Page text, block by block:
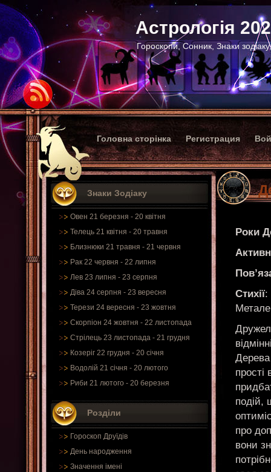
Астрологія
Гороскопи, Сонник, Знаки
Головна сторінка Регистрация
Знаки Зодіаку
Овен 21 березня - 20 квітня
Телець 21 квітня - 20 травня
Близнюки 21 травня - 21 червня
Рак 22 червня - 22 липня
Лев 23 липня - 23 серпня
Діва 24 серпня - 23 вересня
Терези 24 вересня - 23 жовтня
Скорпіон 24 жовтня - 22 листопада
Стрілець 23 листопада - 21 грудня
Козеріг 22 грудня - 20 січня
Водолій 21 січня - 20 лютого
Риби 21 лютого - 20 березня
Розділи
Гороскоп Друїдів
День народження
Значення імені
Роки
Стихії:
прості
подій,
про
вони